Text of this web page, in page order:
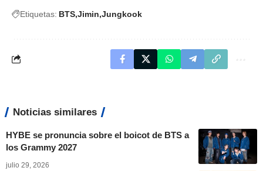
Etiquetas: BTS Jimin Jungkook
Noticias similares
HYBE se pronuncia sobre el boicot de BTS a
los Grammy 2027
julio 29, 2026